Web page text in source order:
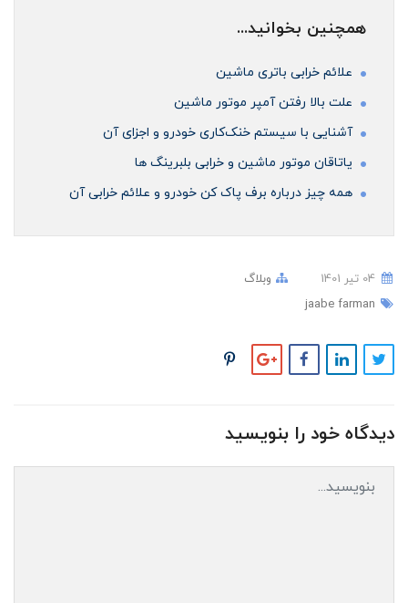
همچنین بخوانید...
علائم خرابی باتری ماشین
علت بالا رفتن آمپر موتور ماشین
آشنایی با سیستم خنک‌کاری خودرو و اجزای آن
ياتاقان موتور ماشین و خرابی بلبرینگ ها
همه چیز درباره برف پاک کن خودرو و علائم خرابی آن
وبلاگ
jaabe farman
دیدگاه خود را بنویسید